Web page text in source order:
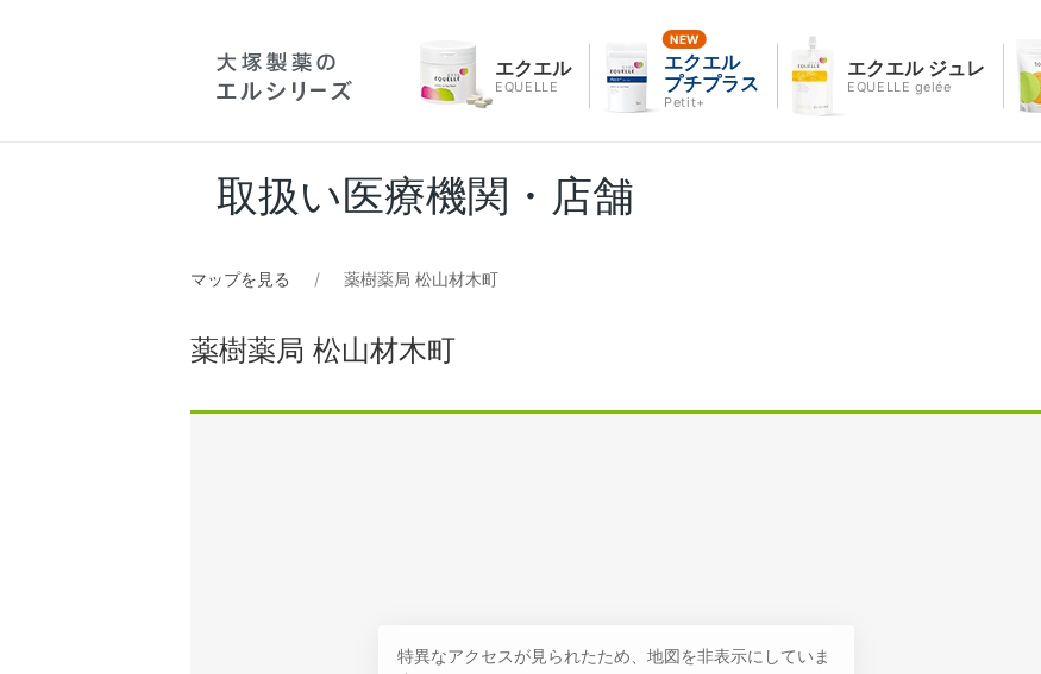
エクエル
EQUELLE
エクエル
プチプラス
Petit+
エクエル ジュレ
EQUELLE gelée
取扱い医療機関・店舗
マップを見る 薬樹薬局 松山材木町
薬樹薬局 松山材木町
特異なアクセスが見られたため、地図を非表示にしていま